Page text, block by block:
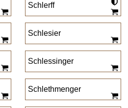
Schlerff
Schlesier
Schlessinger
Schlethmenger